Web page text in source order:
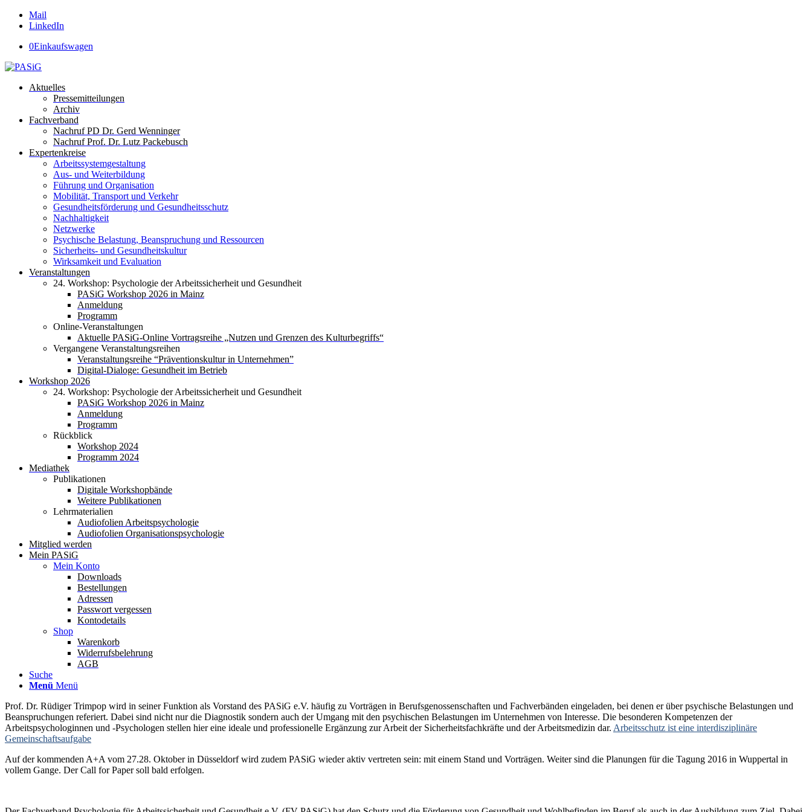
Mail
LinkedIn
0Einkaufswagen
Aktuelles
Pressemitteilungen
Archiv
Fachverband
Nachruf PD Dr. Gerd Wenninger
Nachruf Prof. Dr. Lutz Packebusch
Expertenkreise
Arbeitssystemgestaltung
Aus- und Weiterbildung
Führung und Organisation
Mobilität, Transport und Verkehr
Gesundheitsförderung und Gesundheitsschutz
Nachhaltigkeit
Netzwerke
Psychische Belastung, Beanspruchung und Ressourcen
Sicherheits- und Gesundheitskultur
Wirksamkeit und Evaluation
Veranstaltungen
24. Workshop: Psychologie der Arbeitssicherheit und Gesundheit
PASiG Workshop 2026 in Mainz
Anmeldung
Programm
Online-Veranstaltungen
Aktuelle PASiG-Online Vortragsreihe „Nutzen und Grenzen des Kulturbegriffs“
Vergangene Veranstaltungsreihen
Veranstaltungsreihe “Präventionskultur in Unternehmen”
Digital-Dialoge: Gesundheit im Betrieb
Workshop 2026
24. Workshop: Psychologie der Arbeitssicherheit und Gesundheit
PASiG Workshop 2026 in Mainz
Anmeldung
Programm
Rückblick
Workshop 2024
Programm 2024
Mediathek
Publikationen
Digitale Workshopbände
Weitere Publikationen
Lehrmaterialien
Audiofolien Arbeitspsychologie
Audiofolien Organisationspsychologie
Mitglied werden
Mein PASiG
Mein Konto
Downloads
Bestellungen
Adressen
Passwort vergessen
Kontodetails
Shop
Warenkorb
Widerrufsbelehrung
AGB
Suche
Menü Menü
Prof. Dr. Rüdiger Trimpop wird in seiner Funktion als Vorstand des PASiG e.V. häufig zu Vorträgen in Berufsgenossenschaften und Fachverbänden eingeladen, bei denen er über psychische Belastungen und
Beanspruchungen referiert. Dabei sind nicht nur die Diagnostik sondern auch der Umgang mit den psychischen Belastungen im Unternehmen von Interesse. Die besonderen Kompetenzen der
Arbeitspsychologinnen und -Psychologen stellen hier eine ideale und professionelle Ergänzung zur Arbeit der Sicherheitsfachkräfte und der Arbeitsmedizin dar. Arbeitsschutz ist eine interdisziplinäre
Gemeinschaftsaufgabe
Auf der kommenden A+A vom 27.28. Oktober in Düsseldorf wird zudem PASiG wieder aktiv vertreten sein: mit einem Stand und Vorträgen. Weiter sind die Planungen für die Tagung 2016 in Wuppertal in
vollem Gange. Der Call for Paper soll bald erfolgen.